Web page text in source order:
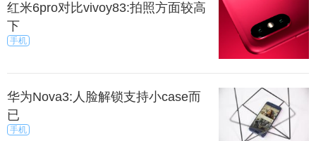
红米6pro对比vivoy83:拍照方面较高
下
手机
华为Nova3:人脸解锁支持小case而
已
手机